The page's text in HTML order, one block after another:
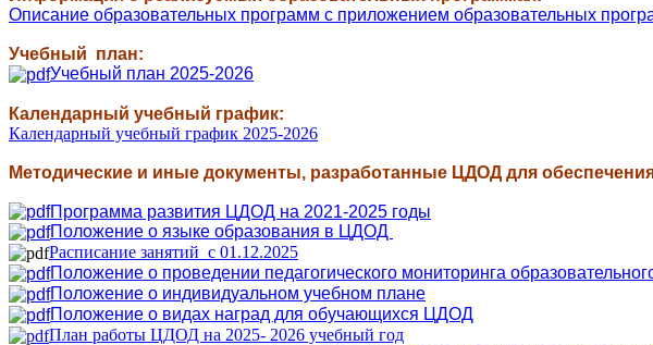
Описание образовательных программ с приложением образовательных
Учебный план:
Учебный план 2025-2026
Календарный учебный график:
Календарный учебный график 2025-2026
Методические и иные документы, разработанные ЦДОД для
Программа развития ЦДОД на 2021-2025 годы
Положение о языке образования в ЦДОД
Расписание занятий c 01.12.2025
Положение о проведении педагогического мониторинга
Положение о индивидуальном учебном плане
Положение о видах наград для обучающихся ЦДОД
План работы ЦДОД на 2025- 2026 учебный год